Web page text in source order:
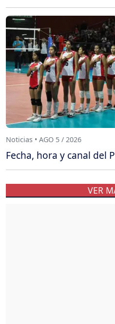
Noticias • AGO 5 / 2026
Fecha, hora y canal del
VER